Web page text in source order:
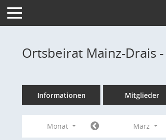
Toggle navigation
Ortsbeirat Mainz-Drais
Informationen Mitglieder
Monat März